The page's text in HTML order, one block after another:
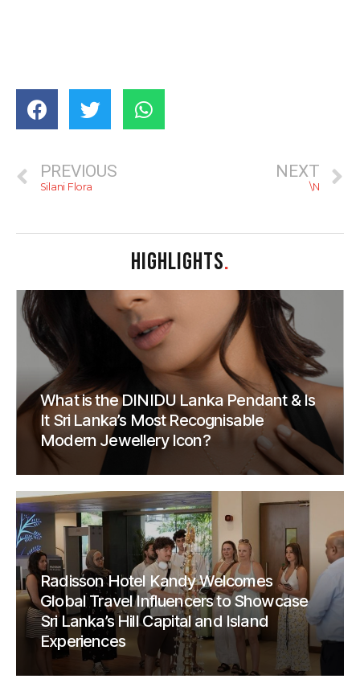
PREVIOUS
Silani Flora
NEXT
\N
HIGHLIGHTS.
What is the DINIDU Lanka Pendant & Is
It Sri Lanka’s Most Recognisable
Modern Jewellery Icon?
Radisson Hotel Kandy Welcomes
Global Travel Influencers to Showcase
Sri Lanka’s Hill Capital and Island
Experiences